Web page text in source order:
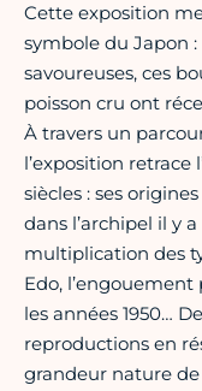
Cette exposition
symbole du Japon :
savoureuses, ces
poisson cru ont
À travers un
l’exposition retrace
siècles : ses
dans l’archipel il y
multiplication des
Edo, l’engouement
les années 1950…
reproductions en
grandeur nature de